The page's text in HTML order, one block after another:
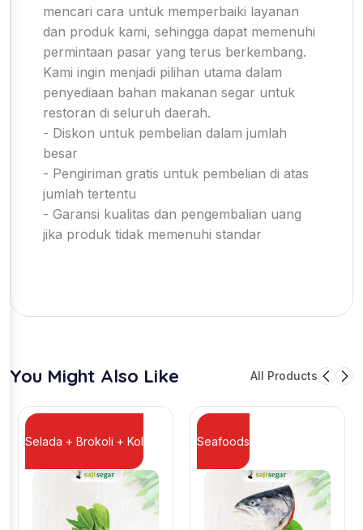
mencari cara untuk memperbaiki layanan
dan produk kami, sehingga dapat memenuhi
permintaan pasar yang terus berkembang.
Kami ingin menjadi pilihan utama dalam
penyediaan bahan makanan segar untuk
restoran di seluruh daerah.
- Diskon untuk pembelian dalam jumlah
besar
- Pengiriman gratis untuk pembelian di atas
jumlah tertentu
- Garansi kualitas dan pengembalian uang
jika produk tidak memenuhi standar
You Might Also Like All Products
Selada + Brokoli + Kol Seafoods